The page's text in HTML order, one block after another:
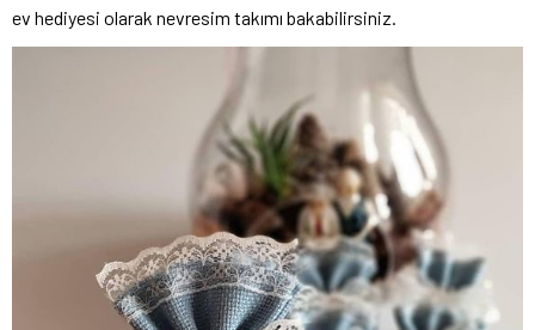
ev hediyesi olarak nevresim takımı bakabilirsiniz.